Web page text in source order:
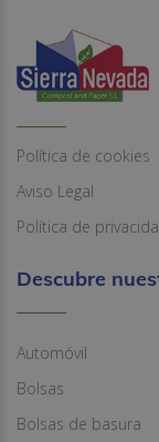
Política de cookies
Aviso Legal
Política de
Descubre
Automóvil
Bolsas
Bolsas de basura